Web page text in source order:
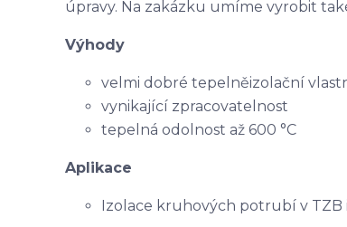
úpravy. Na zakázku umíme vyrobit
Výhody
velmi dobré tepelněizolační
vynikající zpracovatelnost
tepelná odolnost až 600 °C
Aplikace
Izolace kruhových potrubí v TZB